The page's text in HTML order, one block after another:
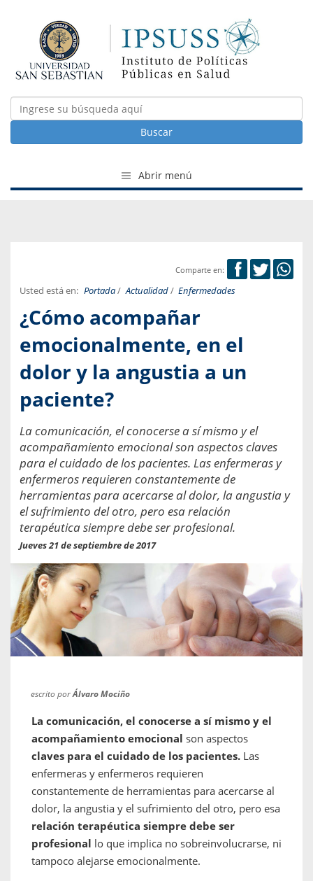
Buscar
Abrir menú
Comparte en:
Usted está en: Portada/ Actualidad/ Enfermedades
¿Cómo acompañar
emocionalmente, en el
dolor y la angustia a un
paciente?
La comunicación, el conocerse a sí mismo y el
acompañamiento emocional son aspectos claves
para el cuidado de los pacientes. Las enfermeras y
enfermeros requieren constantemente de
herramientas para acercarse al dolor, la angustia y
el sufrimiento del otro, pero esa relación
terapéutica siempre debe ser profesional.
Jueves 21 de septiembre de 2017
escrito porÁlvaro Mociño
La comunicación, el conocerse a sí mismo y el
acompañamiento emocional son aspectos
claves para el cuidado de los pacientes. Las
enfermeras y enfermeros requieren
constantemente de herramientas para acercarse al
dolor, la angustia y el sufrimiento del otro, pero esa
relación terapéutica siempre debe ser
profesional lo que implica no sobreinvolucrarse, ni
tampoco alejarse emocionalmente.